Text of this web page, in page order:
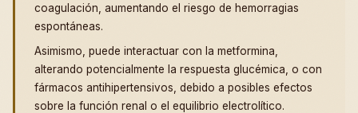
coagulación, aumentando el riesgo de hemorragias
espontáneas.
Asimismo, puede interactuar con la metformina,
alterando potencialmente la respuesta glucémica, o con
fármacos antihipertensivos, debido a posibles efectos
sobre la función renal o el equilibrio electrolítico.